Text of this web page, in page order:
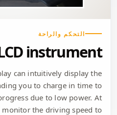
التحكم والراحة
instrument
can intuitively display the
you to charge in time to
due to low power. At
monitor the driving speed to